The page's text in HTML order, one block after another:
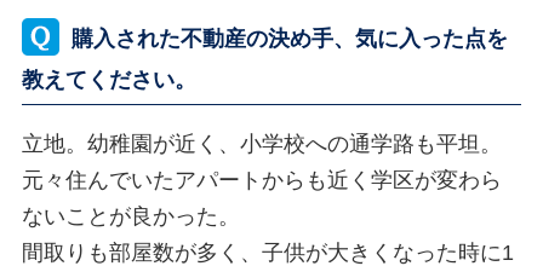
購入された不動産の決め手、気に入った点を
教えてください。
立地。幼稚園が近く、小学校への通学路も平坦。
元々住んでいたアパートからも近く学区が変わら
ないことが良かった。
間取りも部屋数が多く、子供が大きくなった時に1